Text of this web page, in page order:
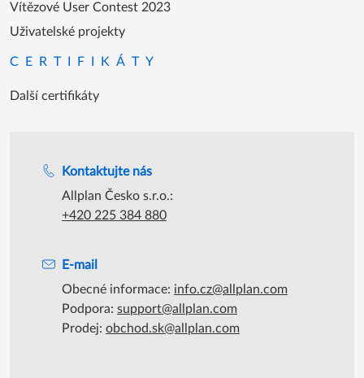
Kontaktujte nás
Allplan Česko s.r.o.:
+420 225 384 880
E-mail
Obecné informace: info.cz@allplan.com
Podpora: support@allplan.com
Prodej: obchod.sk@allplan.com
Vítězové User Contest 2023
Uživatelské projekty
CERTIFIKÁTY
Další certifikáty